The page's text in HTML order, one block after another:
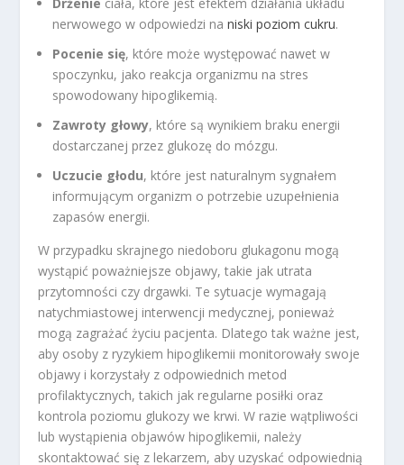
nerwowego w odpowiedzi naniski poziom cukru.
Pocenie się, które może występować nawet w
spoczynku, jako reakcja organizmu na stres
spowodowany hipoglikemią.
Zawroty głowy, które są wynikiem braku energii
dostarczanej przez glukozę do mózgu.
Uczucie głodu, które jest naturalnym sygnałem
informującym organizm o potrzebie uzupełnienia
zapasów energii.
W przypadku skrajnego niedoboru glukagonu mogą
wystąpić poważniejsze objawy, takie jak utrata
przytomności czy drgawki. Te sytuacje wymagają
natychmiastowej interwencji medycznej, ponieważ
mogą zagrażać życiu pacjenta. Dlatego tak ważne jest,
aby osoby z ryzykiem hipoglikemii monitorowały swoje
objawy i korzystały z odpowiednich metod
profilaktycznych, takich jak regularne posiłki oraz
kontrola poziomu glukozy we krwi. W razie wątpliwości
lub wystąpienia objawów hipoglikemii, należy
skontaktować się z lekarzem, aby uzyskać odpowiednią